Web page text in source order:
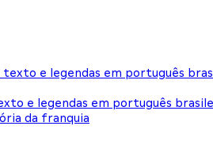
e legendas em português
da franquia